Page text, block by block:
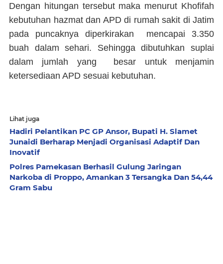
Dengan hitungan tersebut maka menurut Khofifah
kebutuhan hazmat dan APD di rumah sakit di Jatim
pada puncaknya diperkirakan mencapai 3.350
buah dalam sehari. Sehingga dibutuhkan suplai
dalam jumlah yang besar untuk menjamin
ketersediaan APD sesuai kebutuhan.
Lihat juga
Hadiri Pelantikan PC GP Ansor, Bupati H. Slamet
Junaidi Berharap Menjadi Organisasi Adaptif Dan
Inovatif
Polres Pamekasan Berhasil Gulung Jaringan
Narkoba di Proppo, Amankan 3 Tersangka Dan 54,44
Gram Sabu